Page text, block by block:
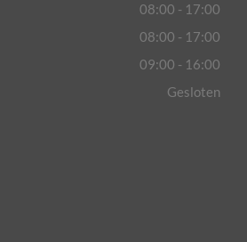
08:00 - 17:00
08:00 - 17:00
09:00 - 16:00
Gesloten